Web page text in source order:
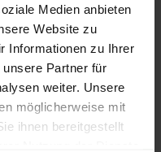
Medien anbieten
Website zu
Informationen zu Ihrer
Partner für
weiter. Unsere
möglicherweise mit
ihnen bereitgestellt
Sackware
Mai
2026
in Deutschland
Pelletspreise-Seite